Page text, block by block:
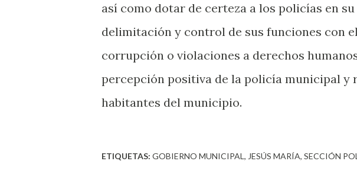
así como dotar de certeza a los policías en
delimitación y control de sus funciones con
corrupción o violaciones a derechos
percepción positiva de la policía municipal y
habitantes del municipio.
ETIQUETAS: GOBIERNO MUNICIPAL JESÚS MARÍA SECCIÓN